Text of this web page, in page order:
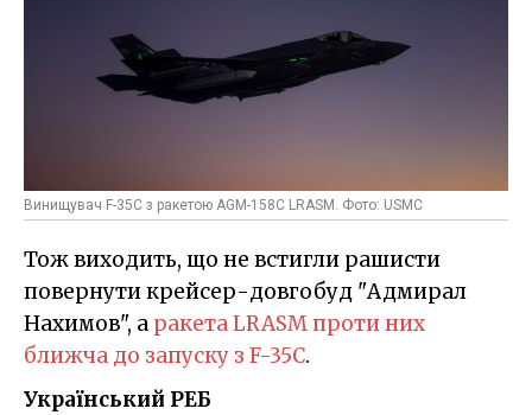
Винищувач F-35C з ракетою AGM-158C LRASM. Фото: USMC
Тож виходить, що не встигли рашисти
повернути крейсер-довгобуд "Адмирал
Нахимов", а ракета LRASM проти них
ближча до запуску з F-35C.
Український РЕБ